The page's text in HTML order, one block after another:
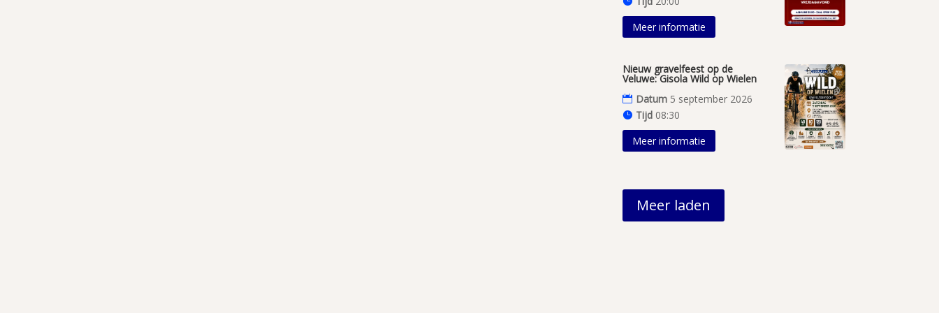
Meer informatie
Nieuw gravelfeest op de
Veluwe: Gisola Wild op Wielen
Datum 5 september 2026
Tijd 08:30
Meer informatie
Meer laden